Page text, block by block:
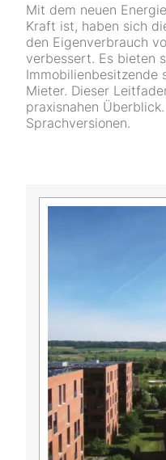
Mit dem neuen
Kraft ist, haben sich
den Eigenverbrauch
verbessert. Es bieten
Immobilienbesitzende
Mieter. Dieser
praxisnahen
Sprachversionen.